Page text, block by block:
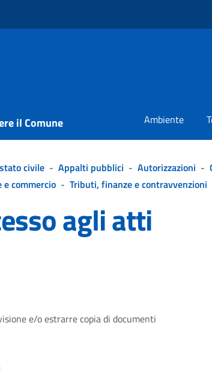
il Comune Ambiente
civile - Appalti pubblici - Autorizzazioni -
e commercio - Tributi, finanze e contravvenzioni
agli atti
e/o estrarre copia di documenti